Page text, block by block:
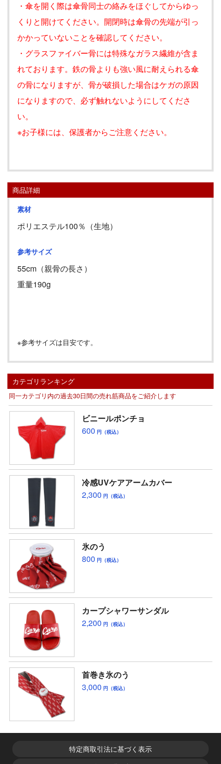
・傘を開く際は傘骨同士の絡みをほぐしてからゆっ
くりと開けてください。開閉時は傘骨の先端が引っ
かかっていないことを確認してください。
・グラスファイバー骨には特殊なガラス繊維が含ま
れております。鉄の骨よりも強い風に耐えられる傘
の骨になりますが、骨が破損した場合はケガの原因
になりますので、必ず触れないようにしてくださ
い。
※お子様には、保護者からご注意ください。
商品詳細
素材
ポリエステル100％（生地）
参考サイズ
55cm （親骨の長さ）
重量190g
※参考サイズは目安です。
カテゴリランキング
同一カテゴリ内の過去30日間の売れ筋商品をご紹介します
ビニールポンチョ
600 円（税込）
冷感UVケアアームカバー
2,300 円（税込）
氷のう
800 円（税込）
カープシャワーサンダル
2,200 円（税込）
首巻き氷のう
3,000 円（税込）
特定商取引法に基づく表示